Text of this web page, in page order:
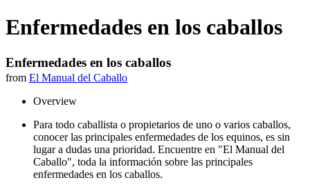
Enfermedades en los caballos
Enfermedades en los caballos
from El Manual del Caballo
Overview
Para todo caballista o propietarios de uno o varios caballos,
conocer las principales enfermedades de los equinos, es sin
lugar a dudas una prioridad. Encuentre en "El Manual del
Caballo", toda la información sobre las principales
enfermedades en los caballos.